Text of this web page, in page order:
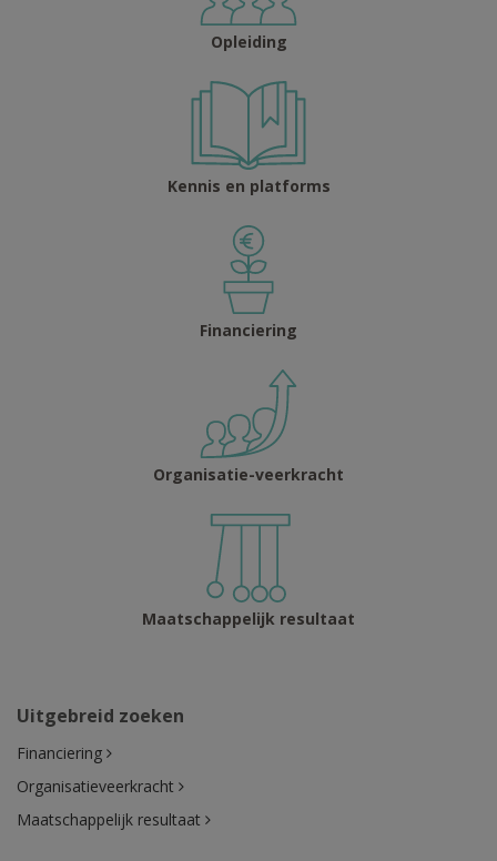
Opleiding
Kennis en platforms
Financier­ing
Organisa­tie-veerkracht
Maat­schap­pelijk resultaat
Uitgebreid zoeken
Financiering
Organisatieveerkracht
Maatschappelijk resultaat